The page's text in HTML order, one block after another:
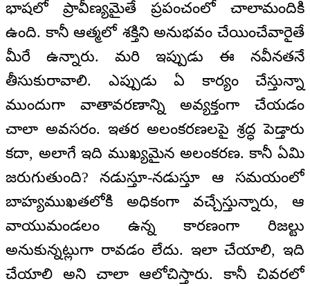
భాషలో ప్రావీణ్యమైతే ప్రపంచంలో చాలామందికి
ఉంది. కానీ ఆత్మలో శక్తిని అనుభవం చేయించేవారైతే
మీరే ఉన్నారు. మరి ఇప్పుడు ఈ నవీనతనే
తీసుకురావాలి. ఎప్పుడు ఏ కార్యం చేస్తున్నా
ముందుగా వాతావరణాన్ని అవ్యక్తంగా చేయడం
చాలా అవసరం. ఇతర అలంకరణలపై శ్రద్ధ పెడ్తారు
కదా, అలాగే ఇది ముఖ్యమైన అలంకరణ. కానీ ఏమి
జరుగుతుంది? నడుస్తూ-నడుస్తూ ఆ సమయంలో
బాహ్యముఖతలోకి అధికంగా వచ్చేస్తున్నారు, ఆ
వాయుమండలం ఉన్న కారణంగా రిజల్టు
అనుకున్నట్లుగా రావడం లేదు. ఇలా చేయాలి, ఇది
చేయాలి అని చాలా ఆలోచిస్తారు. కానీ చివరలో